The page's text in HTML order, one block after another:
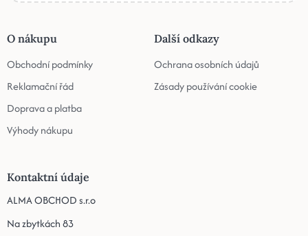
O nákupu
Obchodní podmínky
Reklamační řád
Doprava a platba
Výhody nákupu
Další odkazy
Ochrana osobních údajů
Zásady používání cookie
Kontaktní údaje
ALMA OBCHOD s.r.o
Na zbytkách 83